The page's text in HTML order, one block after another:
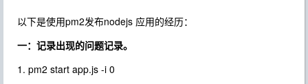
以下是使用pm2发布nodejs 应用的经历：
一：记录出现的问题记录。
1. pm2 start app.js -i 0